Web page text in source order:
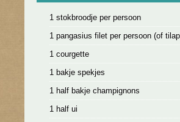
1 stokbroodje per persoon
1 pangasius filet per persoon (of
1 courgette
1 bakje spekjes
1 half bakje champignons
1 half ui